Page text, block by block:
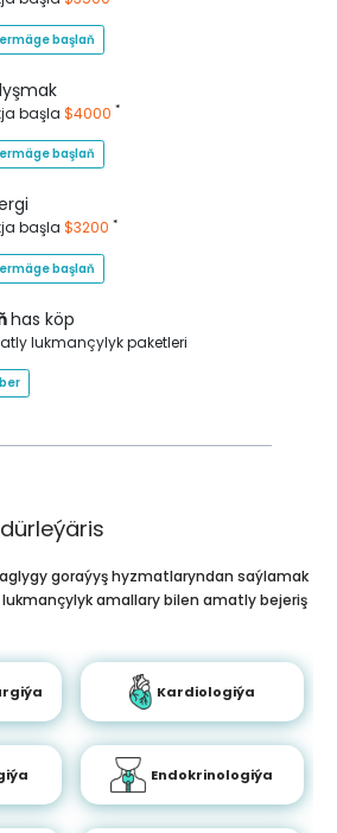
başlaň
başla $4000 *
başlaň
başla $3200 *
başlaň
has köp
lukmançylyk paketleri
goraýyş hyzmatlaryndan saýlamak
amallary bilen amatly bejeriş
Kardiologiýa
Endokrinologiýa